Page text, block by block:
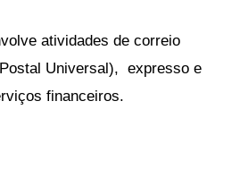
atividades de correio
Universal),  expresso e
financeiros.